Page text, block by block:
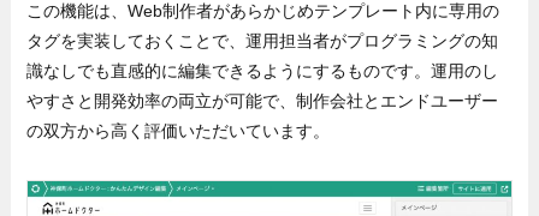
この機能は、Web制作者があらかじめテンプレート内に専用の
タグを実装しておくことで、運用担当者がプログラミングの知
識なしでも直感的に編集できるようにするものです。運用のし
やすさと開発効率の両立が可能で、制作会社とエンドユーザー
の双方から高く評価いただいています。